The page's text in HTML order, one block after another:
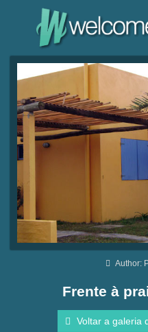
Author:
Frente à
Voltar a galeria